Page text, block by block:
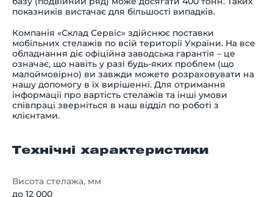
показників вистачає для більшості випадків.
Компанія «Склад Сервіс» здійснює поставки
мобільних стелажів по всій території України. На все
обладнання діє офіційна заводська гарантія – це
означає, що навіть у разі будь-яких проблем (що
малоймовірно) ви завжди можете розраховувати на
нашу допомогу в їх вирішенні. Для отримання
інформації про вартість стелажів та інші умови
співпраці зверніться в наш відділ по роботі з
клієнтами.
Технічні характеристики
Висота стелажа, мм
до 12 000